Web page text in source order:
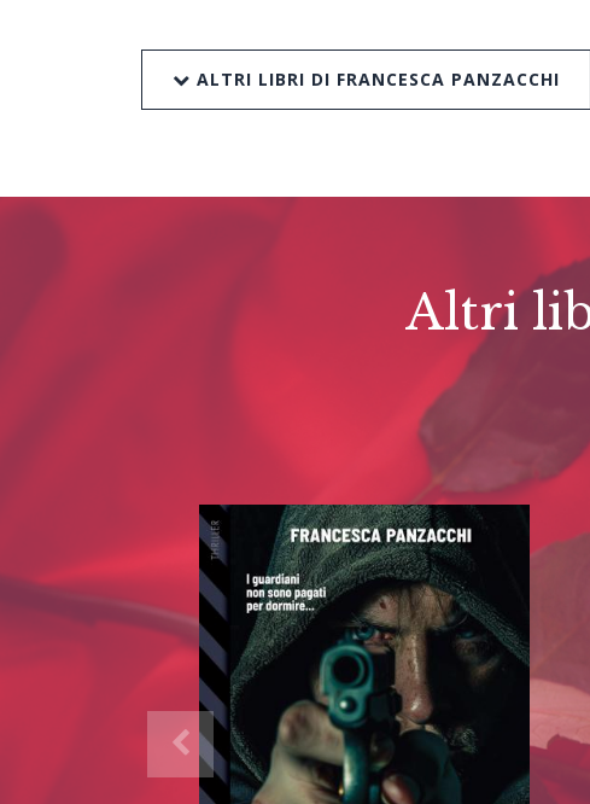
ALTRI LIBRI DI FRANCESCA PANZACCHI
Altri